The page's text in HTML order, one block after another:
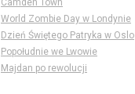
World Zombie Day w Londynie
Dzień Świętego Patryka w Oslo
Popołudnie we Lwowie
Majdan po rewolucji